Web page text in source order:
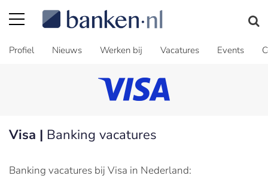
Profiel Nieuws Werken bij Vacatures Events
Visa | Banking vacatures
Banking vacatures bij Visa in Nederland: